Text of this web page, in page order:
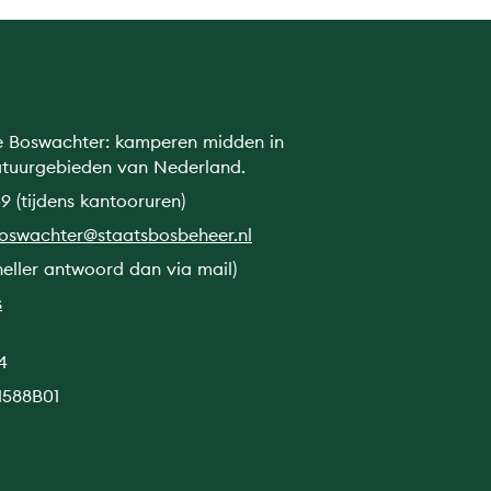
Boswachter: kamperen midden in
van Nederland.
(tijdens kantooruren)
antwoord dan via mail)